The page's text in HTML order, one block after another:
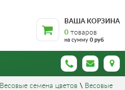
ВАША КОРЗИНА
0 товаров
на сумму 0 руб
Весовые семена цветов \ Весовые